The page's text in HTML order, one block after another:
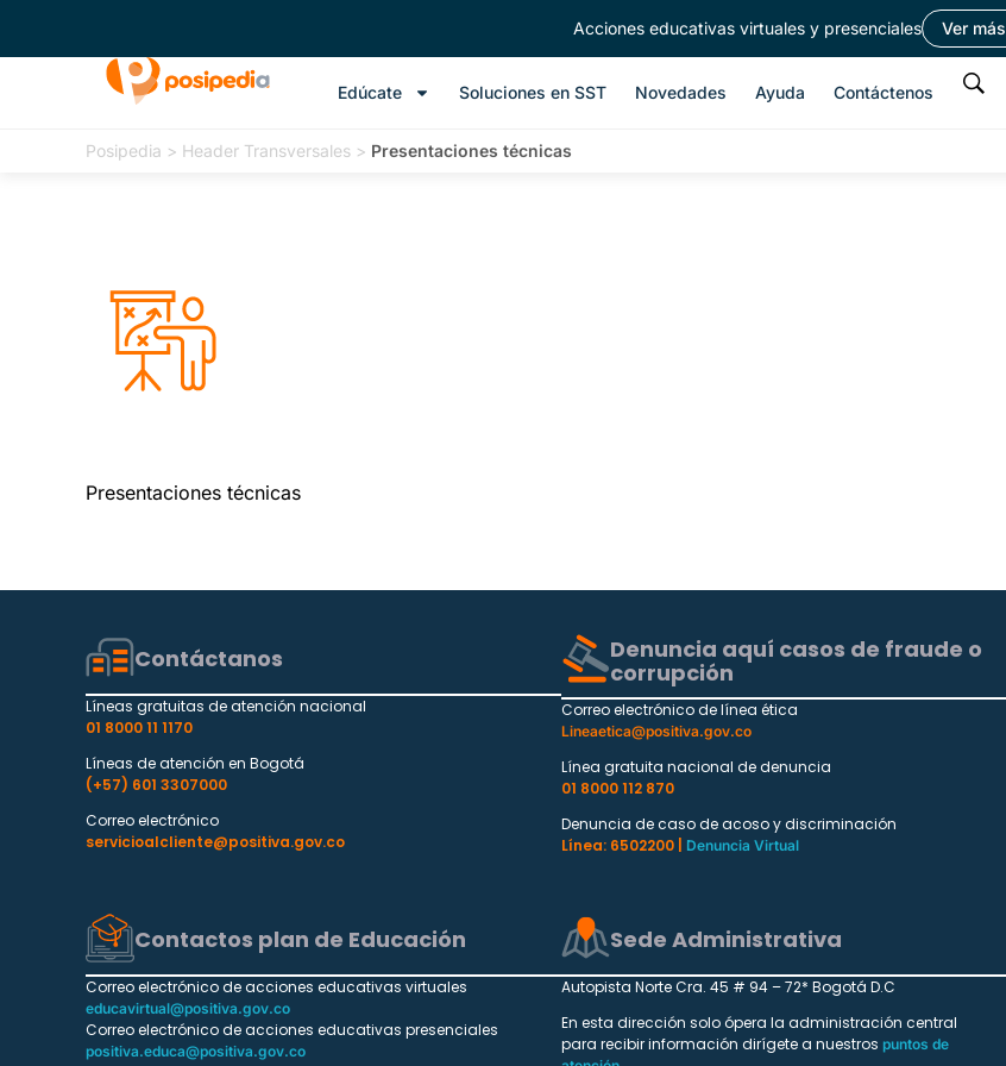
Acciones educativas virtuales y presenciales Ver más
Edúcate Soluciones en SST Novedades Ayuda Contáctenos
Posipedia > Header Transversales > Presentaciones técnicas
Presentaciones técnicas
Contáctanos
Líneas gratuitas de atención nacional
01 8000 11 1170
Líneas de atención en Bogotá
(+57) 601 3307000
Correo electrónico
servicioalcliente@positiva.gov.co
Denuncia aquí casos de fraude o
corrupción
Correo electrónico de línea ética
Lineaetica@positiva.gov.co
Línea gratuita nacional de denuncia
01 8000 112 870
Denuncia de caso de acoso y discriminación
Línea: 6502200 |
Denuncia Virtual
Contactos plan de Educación
Correo electrónico de acciones educativas virtuales
educavirtual@positiva.gov.co
Correo electrónico de acciones educativas presenciales
positiva.educa@positiva.gov.co
Sede Administrativa
Autopista Norte Cra. 45 # 94 – 72* Bogotá D.C
En esta dirección solo ópera la administración central
para recibir información dirígete a nuestros puntos de